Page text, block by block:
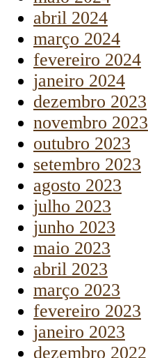
abril 2024
março 2024
fevereiro 2024
janeiro 2024
dezembro 2023
novembro 2023
outubro 2023
setembro 2023
agosto 2023
julho 2023
junho 2023
maio 2023
abril 2023
março 2023
fevereiro 2023
janeiro 2023
dezembro 2022